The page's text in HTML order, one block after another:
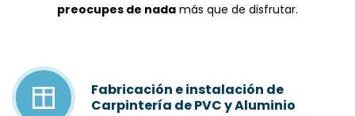
preocupes de nada más que de disfrutar.
Fabricación e instalación de
Carpintería de PVC y Aluminio